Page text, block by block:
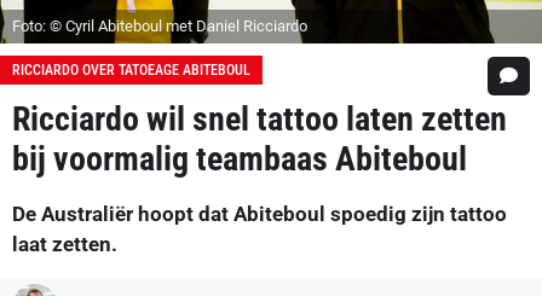
Foto: © Cyril Abiteboul met Daniel Ricciardo
RICCIARDO OVER TATOEAGE ABITEBOUL
Ricciardo wil snel tattoo laten zetten
bij voormalig teambaas Abiteboul
De Australiër hoopt dat Abiteboul spoedig zijn tattoo
laat zetten.